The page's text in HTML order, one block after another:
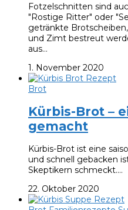
Fotzelschnitten sind
"Rostige Ritter" oder
getränkte
und Zimt bestreut
aus…
1. November 2020
Brot
Kürbis-Brot –
gemacht
Kürbis-Brot ist eine
und schnell gebacken
Skeptikern schmeckt.…
22. Oktober 2020